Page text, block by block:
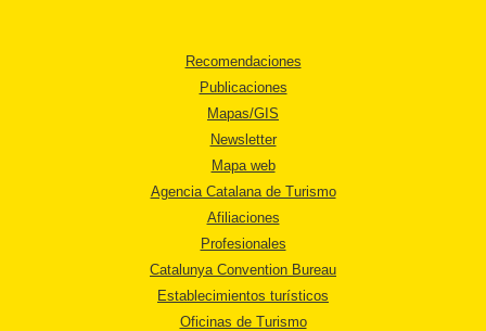
Recomendaciones
Publicaciones
Mapas/GIS
Newsletter
Mapa web
Agencia Catalana de Turismo
Afiliaciones
Profesionales
Catalunya Convention Bureau
Establecimientos turísticos
Oficinas de Turismo